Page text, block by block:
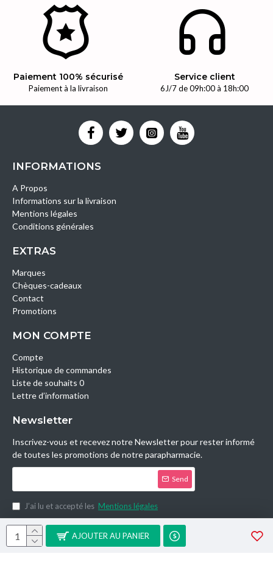
AJOUTER AU PANIER
Paiement 100% sécurisé
Paiement à la livraison
Service client
6J/7 de 09h:00 à 18h:00
INFORMATIONS
A Propos
Informations sur la livraison
Mentions légales
Conditions générales
EXTRAS
Marques
Chèques-cadeaux
Contact
Promotions
MON COMPTE
Compte
Historique de commandes
Liste de souhaits 0
Lettre d’information
Newsletter
Inscrivez-vous et recevez notre Newsletter pour rester informé
de toutes les promotions de notre parapharmacie.
Send
J’ai lu et accepté les Mentions légales
Copyright © 2014, Parashop.tn, All Rights Reserved.